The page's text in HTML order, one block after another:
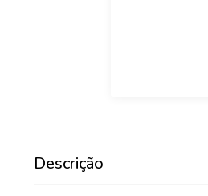
Descrição